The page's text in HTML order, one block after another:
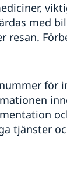
med
resan.
för
tjänster